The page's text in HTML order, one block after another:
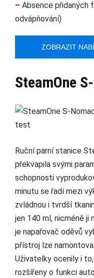
– Absence přidaných
odvápňování)
ZOBRAZIT
SteamOne
Ruční parní stanice
překvapila svými
schopnosti
minutu se řadí mezi
zvládnou i tvrdší
jen 140 ml, nicméně
je napařovač oděvů
přístroj lze
Uživatelky ocenily i
rozšířeny o funkci